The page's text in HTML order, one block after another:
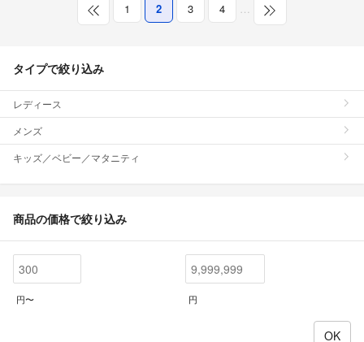
1 2 3 4 …
タイプで絞り込み
レディース
メンズ
キッズ／ベビー／マタニティ
商品の価格で絞り込み
円〜 円